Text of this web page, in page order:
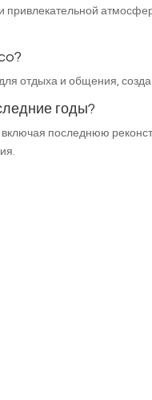
привлекательной
отдыха и общения,
годы?
последнюю